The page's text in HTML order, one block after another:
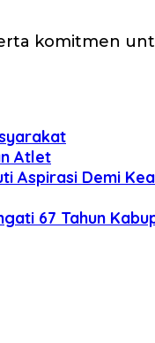
komitmen
Atlet
Aspirasi Demi
67 Tahun